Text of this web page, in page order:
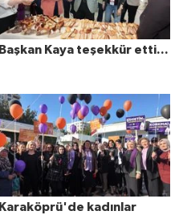
Başkan Kaya teşekkür etti...
Karaköprü'de kadınlar